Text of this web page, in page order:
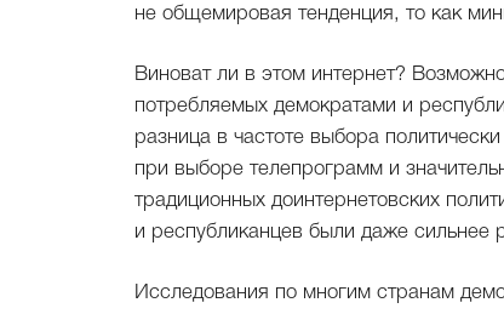
не общемировая тенденция, то как
Виноват ли в этом интернет?
потребляемых демократами и
разница в частоте выбора
при выборе телепрограмм и
традиционных доинтернетовских
и республиканцев были даже сильнее
Исследования по многим странам